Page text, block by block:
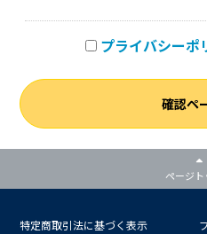
プライバシーポ
確認ペ
ページト
特定商取引法に基づく表示